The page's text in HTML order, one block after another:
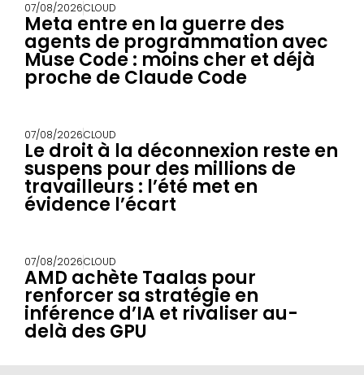
07/08/2026CLOUD
Meta entre en la guerre des
agents de programmation avec
Muse Code : moins cher et déjà
proche de Claude Code
07/08/2026CLOUD
Le droit à la déconnexion reste en
suspens pour des millions de
travailleurs : l’été met en
évidence l’écart
07/08/2026CLOUD
AMD achète Taalas pour
renforcer sa stratégie en
inférence d’IA et rivaliser au-
delà des GPU